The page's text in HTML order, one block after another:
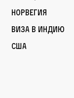
Норвегия
Виза в Индию
США